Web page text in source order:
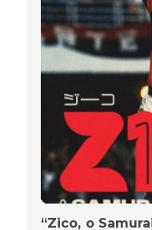
“Zico, o